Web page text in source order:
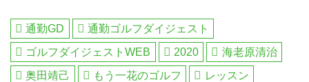
通勤GD
通勤ゴルフダイジェスト
ゴルフダイジェストWEB
2020
海老原清治
奥田靖己
もう一花のゴルフ
レッスン